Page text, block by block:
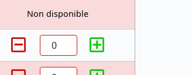
Non disponible